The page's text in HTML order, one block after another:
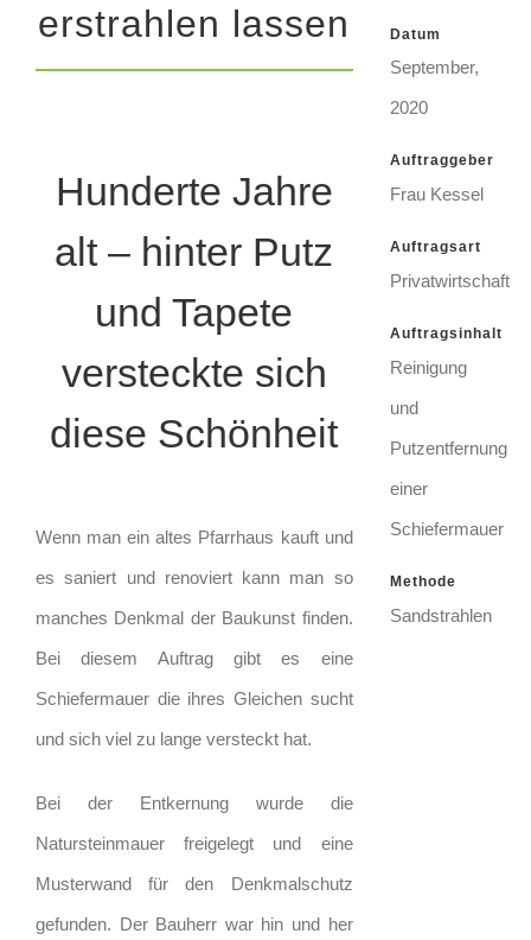
erstrahlen lassen
Hunderte Jahre
alt – hinter Putz
und Tapete
versteckte sich
diese Schönheit
Wenn man ein altes Pfarrhaus kauft und
es saniert und renoviert kann man so
manches Denkmal der Baukunst finden.
Bei diesem Auftrag gibt es eine
Schiefermauer die ihres Gleichen sucht
und sich viel zu lange versteckt hat.
Bei der Entkernung wurde die
Natursteinmauer freigelegt und eine
Musterwand für den Denkmalschutz
gefunden. Der Bauherr war hin und her
Datum
September,
2020
Auftraggeber
Frau Kessel
Auftragsart
Privatwirtschaft
Auftragsinhalt
Reinigung
und
Putzentfernung
einer
Schiefermauer
Methode
Sandstrahlen